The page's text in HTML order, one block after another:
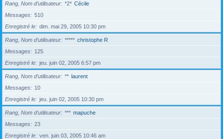
Rang, Nom d’utilisateur *2* Cécile
Messages
510
Enregistré le
dim. mai 29, 2005 10:30 pm
Rang, Nom d’utilisateur ***** christophe R
Messages
125
Enregistré le
jeu. juin 02, 2005 6:57 pm
Rang, Nom d’utilisateur ** laurent
Messages
10
Enregistré le
jeu. juin 02, 2005 10:30 pm
Rang, Nom d’utilisateur *** mapuche
Messages
23
Enregistré le
ven. juin 03, 2005 10:46 am